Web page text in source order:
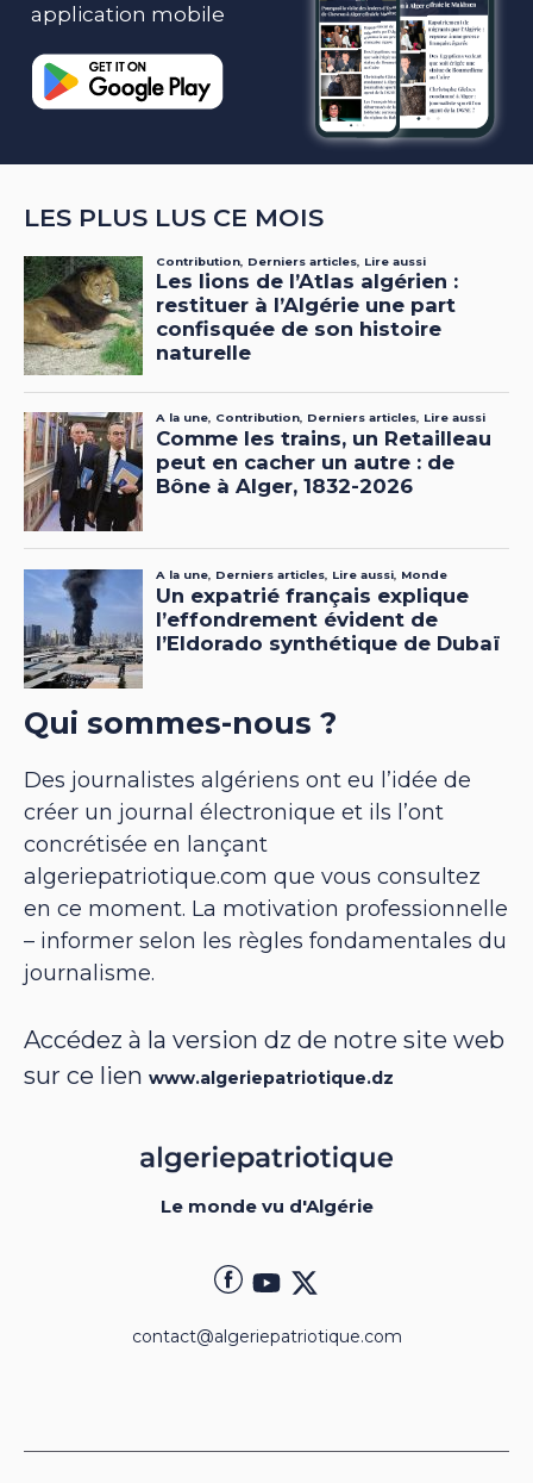
application mobile
LES PLUS LUS CE MOIS
Qui sommes-nous ?
Des journalistes algériens ont eu l’idée de
créer un journal électronique et ils l’ont
concrétisée en lançant
algeriepatriotique.com que vous consultez
en ce moment. La motivation professionnelle
– informer selon les règles fondamentales du
journalisme.
Accédez à la version dz de notre site web
sur ce lien www.algeriepatriotique.dz
Le monde vu d'Algérie
contact@algeriepatriotique.com